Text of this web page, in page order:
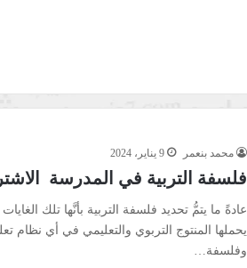
محمد بنعمر 9 يناير، 2024
فلسفة التربية في المدرسة
عادةً ما يتمُّ تحديد فلسفة التربية بأنَّها تلك الغايات
يحملها المنتوج التربوي والتعليمي في أي نظام
وفلسفة…